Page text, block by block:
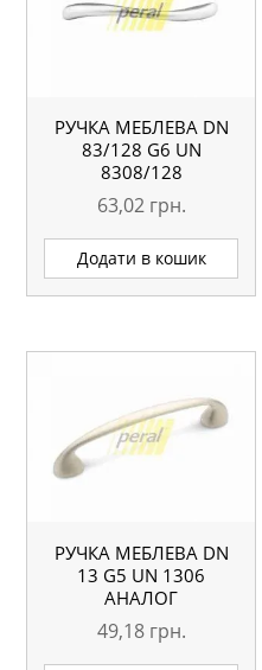
РУЧКА МЕБЛЕВА DN
83/128 G6 UN
8308/128
63,02 грн.
Додати в кошик
РУЧКА МЕБЛЕВА DN
13 G5 UN 1306
АНАЛОГ
49,18 грн.